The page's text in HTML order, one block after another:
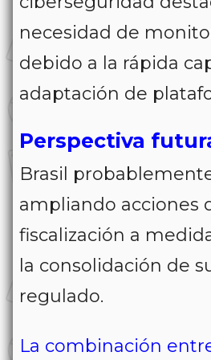
necesidad de
debido a la rápida
adaptación de
Perspectiva
Brasil
ampliando acciones
fiscalización a
la consolidación de
regulado.
La combinación